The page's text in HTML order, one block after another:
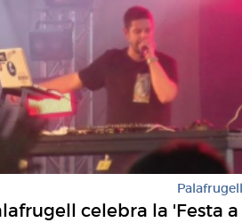
Palafrugell
celebra la 'Festa a